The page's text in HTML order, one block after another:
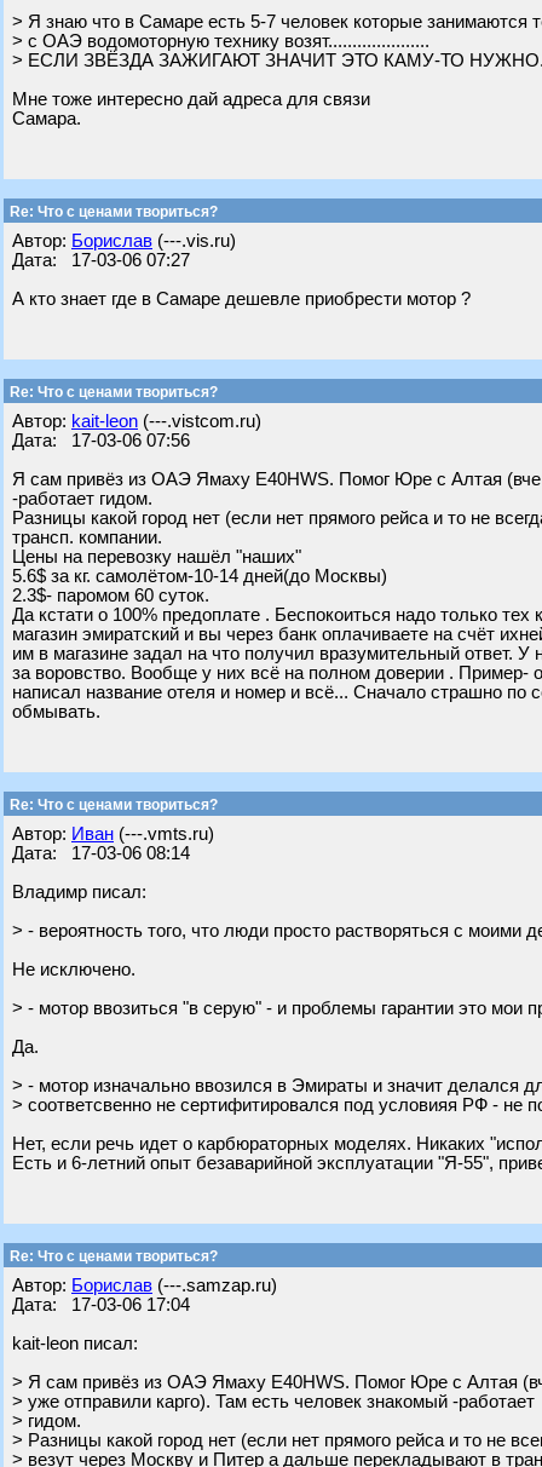
> Я знаю что в Самаре есть 5-7 человек которые занимаются
> с ОАЭ водомоторную технику возят.....................
> ЕСЛИ ЗВЁЗДА ЗАЖИГАЮТ ЗНАЧИТ ЭТО КАМУ-ТО
Мне тоже интересно дай адреса для связи
Самара.
Re: Что с ценами твориться?
Автор: Борислав (---.vis.ru)
Дата: 17-03-06 07:27
А кто знает где в Самаре дешевле приобрести мотор ?
Re: Что с ценами твориться?
Автор: kait-leon (---.vistcom.ru)
Дата: 17-03-06 07:56
Я сам привёз из ОАЭ Ямаху Е40HWS. Помог Юре с Алтая
-работает гидом.
Разницы какой город нет (если нет прямого рейса и то не
трансп. компании.
Цены на перевозку нашёл "наших"
5.6$ за кг. самолётом-10-14 дней(до Москвы)
2.3$- паромом 60 суток.
Да кстати о 100% предоплате . Беспокоиться надо только
магазин эмиратский и вы через банк оплачиваете на счёт
им в магазине задал на что получил вразумительный ответ.
за воровство. Вообще у них всё на полном доверии .
написал название отеля и номер и всё... Сначало страшно по
обмывать.
Re: Что с ценами твориться?
Автор: Иван (---.vmts.ru)
Дата: 17-03-06 08:14
Владимр писал:
> - вероятность того, что люди просто растворяться с моими
Не исключено.
> - мотор ввозиться "в серую" - и проблемы гарантии это мои
Да.
> - мотор изначально ввозился в Эмираты и значит делался
> соответсвенно не сертифитировался под условияя РФ - не
Нет, если речь идет о карбюраторных моделях. Никаких
Есть и 6-летний опыт безаварийной эксплуатации "Я-55",
Re: Что с ценами твориться?
Автор: Борислав (---.samzap.ru)
Дата: 17-03-06 17:04
kait-leon писал:
> Я сам привёз из ОАЭ Ямаху Е40HWS. Помог Юре с Алтая
> уже отправили карго). Там есть человек знакомый -работает
> гидом.
> Разницы какой город нет (если нет прямого рейса и то не
> везут через Москву и Питер а дальше перекладывают в